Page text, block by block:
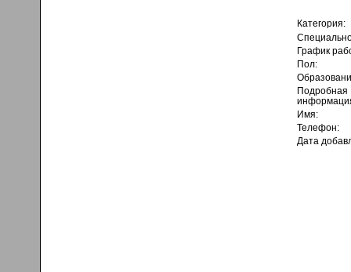
Категория:
График
Пол:
Подробная
Имя:
Телефон:
Дата